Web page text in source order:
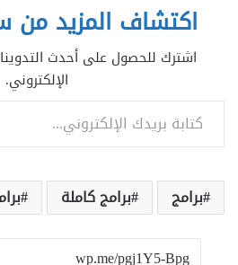
اكتشاف المزيد
اشترك للحصول على أحدث
الإلكتروني.
كتابة بريدك الإلكتروني...
برامج برامج كاملة